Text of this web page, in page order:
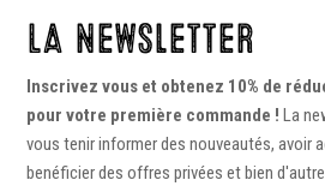
LA Newsletter
Inscrivez vous et obtenez 10% de
pour votre première commande ! La
vous tenir informer des nouveautés, avoir
benéficier des offres privées et bien